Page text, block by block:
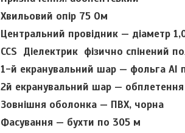
Хвильовий опір 75 Ом
Центральний провідник — діаметр
CCS Діелектрик фізично спінений
1-й екранувальний шар — фольга Al
2й екранувальний шар —
Зовнішня оболонка — ПВХ, чорна
Фасування — бухти по 305 м